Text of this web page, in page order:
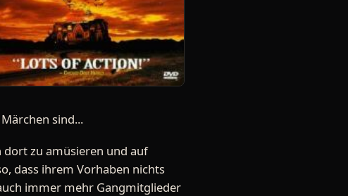
sind...
dort zu amüsieren und auf
dass ihrem Vorhaben nichts
immer mehr Gangmitglieder